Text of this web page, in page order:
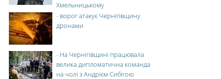
Хмельницькому
- ворог атакує Чернігівщину
дронами
- На Чернігівщині працювала
велика дипломатична команда
на чолі з Андрієм Сибігою